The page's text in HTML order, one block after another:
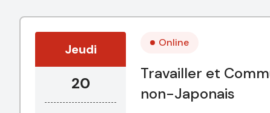
Jeudi
20
Online
Travailler et
non-Japonais